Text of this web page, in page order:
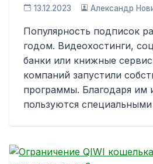
13.12.2023 Александр
Популярность подписок
годом. Видеохостинги,
банки или книжные
компаний запустили
программы. Благодаря им
пользуются специальными